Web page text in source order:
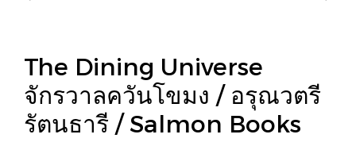
The Dining Universe
จักรวาลควันโขมง / อรุณวตรี
รัตนธารี / Salmon Books